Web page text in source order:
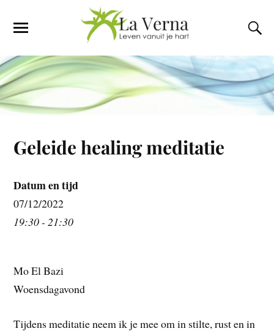
Geleide healing meditatie
Datum en tijd
07/12/2022
19:30 - 21:30
Mo El Bazi
Woensdagavond
Tijdens meditatie neem ik je mee om in stilte, rust en in